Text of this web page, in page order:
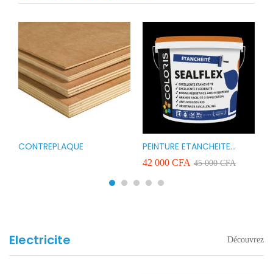
CONTREPLAQUE
PEINTURE ETANCHEITE
COLORIS SEAFLEX 20KG
COULEUR ROUGE BLANC
VERT ET GRIS
42 000 CFA 45 000CFA
Electricite Découvrez